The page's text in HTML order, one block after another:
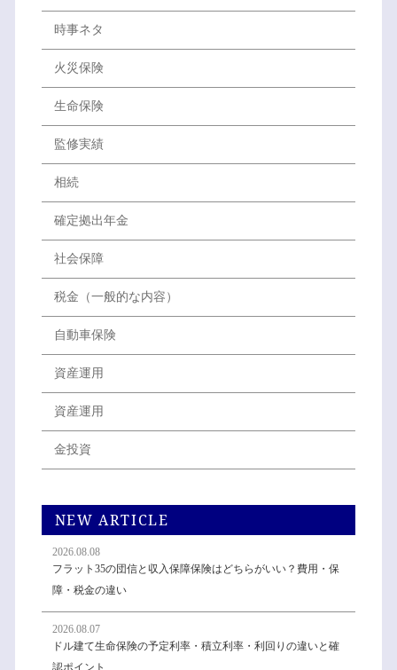
時事ネタ
火災保険
生命保険
監修実績
相続
確定拠出年金
社会保障
税金（一般的な内容）
自動車保険
資産運用
資産運用
金投資
NEW ARTICLE
2026.08.08
フラット35の団信と収入保障保険はどちらがいい？費用・保
障・税金の違い
2026.08.07
ドル建て生命保険の予定利率・積立利率・利回りの違いと確